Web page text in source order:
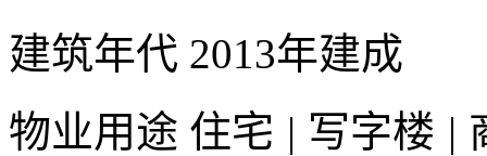
建筑年代 2013年建成
物业用途 住宅 | 写字楼 |